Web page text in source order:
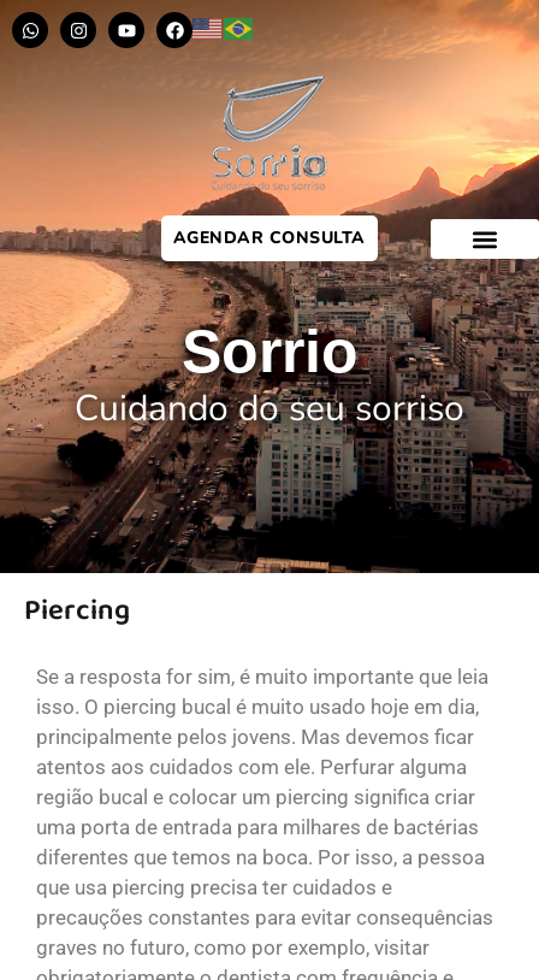
AGENDAR CONSULTA
Sorrio
Cuidando do seu sorriso
Piercing
Se a resposta for sim, é muito importante que leia
isso. O piercing bucal é muito usado hoje em dia,
principalmente pelos jovens. Mas devemos ficar
atentos aos cuidados com ele. Perfurar alguma
região bucal e colocar um piercing significa criar
uma porta de entrada para milhares de bactérias
diferentes que temos na boca. Por isso, a pessoa
que usa piercing precisa ter cuidados e
precauções constantes para evitar consequências
graves no futuro, como por exemplo, visitar